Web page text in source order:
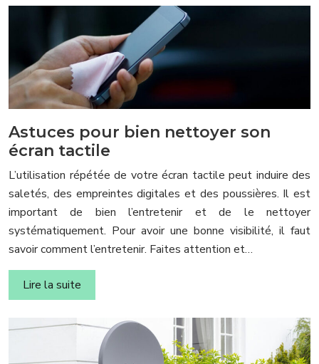
Astuces pour bien nettoyer son
écran tactile
L’utilisation répétée de votre écran tactile peut induire des
saletés, des empreintes digitales et des poussières. Il est
important de bien l’entretenir et de le nettoyer
systématiquement. Pour avoir une bonne visibilité, il faut
savoir comment l’entretenir. Faites attention et…
Lire la suite